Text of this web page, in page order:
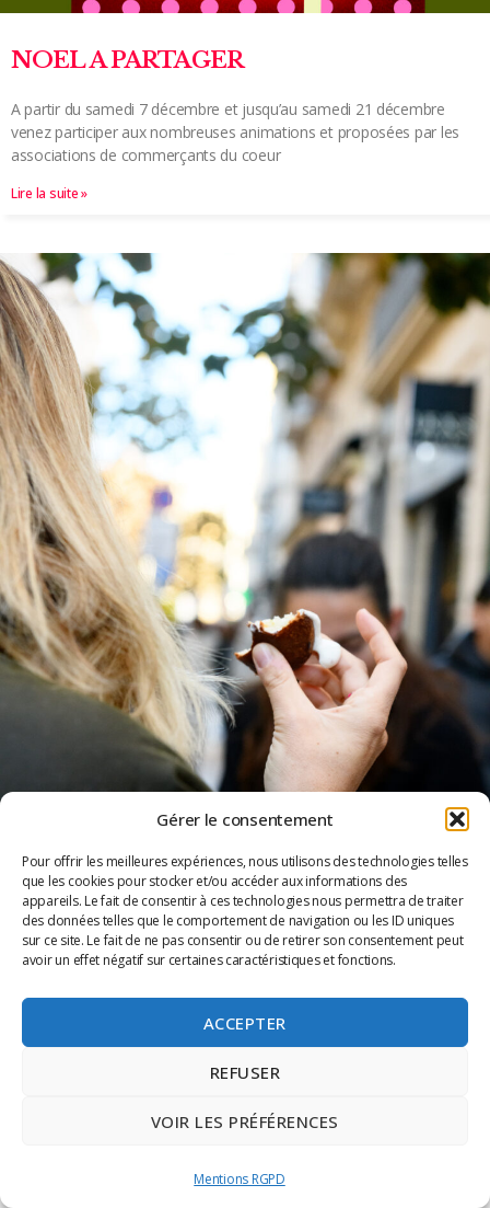
Gérer le consentement
Pour offrir les meilleures expériences, nous utilisons des technologies telles
que les cookies pour stocker et/ou accéder aux informations des
appareils. Le fait de consentir à ces technologies nous permettra de traiter
des données telles que le comportement de navigation ou les ID uniques
sur ce site. Le fait de ne pas consentir ou de retirer son consentement peut
avoir un effet négatif sur certaines caractéristiques et fonctions.
ACCEPTER
REFUSER
VOIR LES PRÉFÉRENCES
Mentions RGPD
NOEL A PARTAGER
A partir du samedi 7 décembre et jusqu’au samedi 21 décembre
venez participer aux nombreuses animations et proposées par les
associations de commerçants du coeur
Lire la suite »
LES SAVEURS DE LA RUE SAINTE
Samedi 7 décembre à 10h30, découvrez en solo, entre amis ou en
famille les commerces, le patrimoine et l’histoire de la rue Sainte